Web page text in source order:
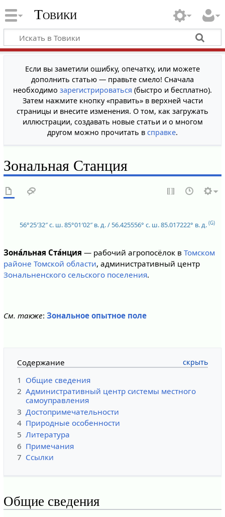
Товики
Если вы заметили ошибку, опечатку, или можете
дополнить статью — правьте смело! Сначала
необходимо зарегистрироваться (быстро и бесплатно).
Затем нажмите кнопку «править» в верхней части
страницы и внесите изменения. О том, как загружать
иллюстрации, создавать новые статьи и о многом
другом можно прочитать в справке.
Зональная Станция
56°25′32″ с. ш.85°01′02″ в. д./ 56.425556° с. ш.85.017222° в. д. (G)
Зона́льная Ста́нция — рабочий агропосёлок в Томском
районе Томской области, административный центр
Зональненского сельского поселения.
См. также: Зональное опытное поле
Содержание
1 Общие сведения
2 Административный центр системы местного
самоуправления
3 Достопримечательности
4 Природные особенности
5 Литература
6 Примечания
7 Ссылки
Общие сведения